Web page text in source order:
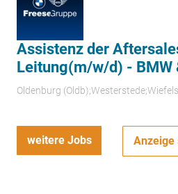
Assistenz der
Leitung(m/w/d) - BMW
Oldenburg
weitere Jobs Anzeige